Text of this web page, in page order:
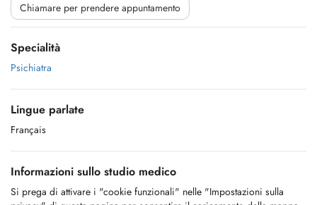
Chiamare per prendere appuntamento
Specialità
Psichiatra
Lingue parlate
Français
Informazioni sullo studio medico
Si prega di attivare i "cookie funzionali" nelle "Impostazioni sulla